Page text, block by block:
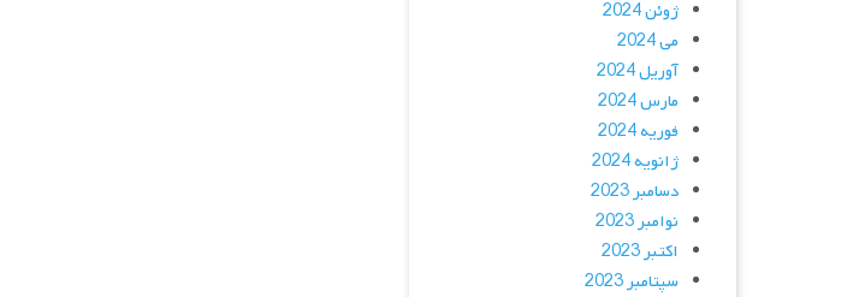
ژوئن 2024
می 2024
آوریل 2024
مارس 2024
فوریه 2024
ژانویه 2024
دسامبر 2023
نوامبر 2023
اکتبر 2023
سپتامبر 2023